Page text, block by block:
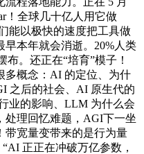
！全球几十亿人用它做
能以极快的速度把工具做
本年就会消逝。20%人类
布。还正在“培育”模子！
多概念：AI 的定位、为什
之后的社会、AI 原生代的
业的影响、LLM 为什么会
处理回忆难题，AGI下一坐
带宽量变带来的是行为量
正正在冲破万亿参数，